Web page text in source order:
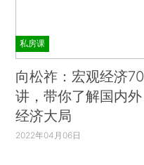
私房课
向松祚：宏观经济70
讲，带你了解国内外
经济大局
2022年04月06日